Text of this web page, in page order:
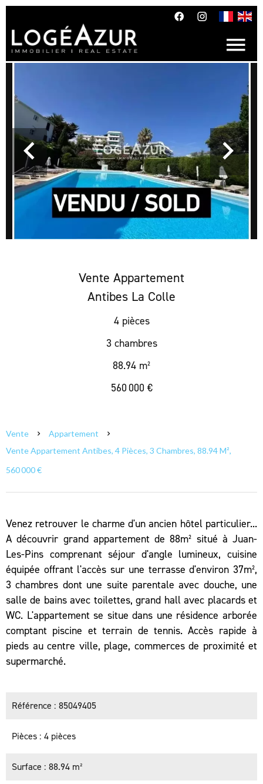
Vente Appartement
Antibes La Colle
4 pièces
3 chambres
88.94 m²
560 000 €
Vente
Appartement
Vente Appartement Antibes, 4 Pièces, 3 Chambres, 88.94 M²,
560 000 €
Venez retrouver le charme d'un ancien hôtel particulier...
A découvrir grand appartement de 88m² situé à Juan-
Les-Pins comprenant séjour d'angle lumineux, cuisine
équipée offrant l'accès sur une terrasse d'environ 37m²,
3 chambres dont une suite parentale avec douche, une
salle de bains avec toilettes, grand hall avec placards et
WC. L'appartement se situe dans une résidence arborée
comptant piscine et terrain de tennis. Accès rapide à
pieds au centre ville, plage, commerces de proximité et
supermarché.
Référence 85049405
Pièces 4 pièces
Surface 88.94 m²